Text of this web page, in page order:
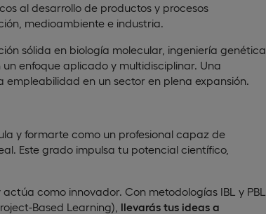
al desarrollo de productos y procesos
medioambiente e industria.
sólida en biología molecular, ingeniería genética,
enfoque aplicado y multidisciplinar. Una
en un sector en plena expansión.
y formarte como un profesional capaz de
Este grado impulsa tu potencial científico,
como innovador. Con metodologías IBL y PBL
Based Learning), llevarás tus ideas a